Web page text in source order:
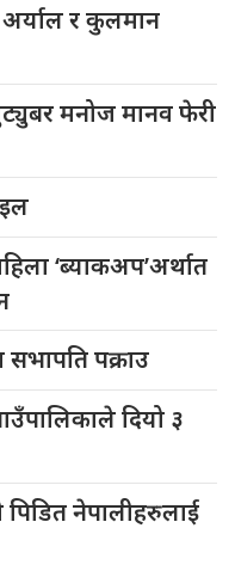
र कुलमान
मनोज मानव फेरी
‘ब्याकअप’अर्थात
पक्राउ
दियो ३
नेपालीहरुलाई